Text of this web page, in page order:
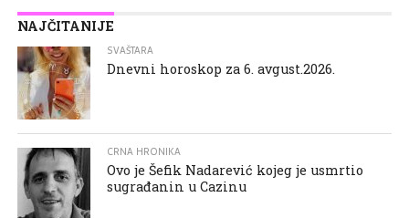
NAJČITANIJE
SVAŠTARA
Dnevni horoskop za 6. avgust.2026.
CRNA HRONIKA
Ovo je Šefik Nadarević kojeg je usmrtio
sugrađanin u Cazinu